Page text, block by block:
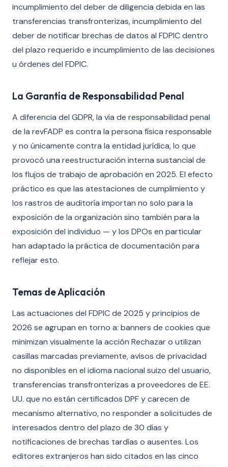
incumplimiento del deber de diligencia debida en las
transferencias transfronterizas, incumplimiento del
deber de notificar brechas de datos al FDPIC dentro
del plazo requerido e incumplimiento de las decisiones
u órdenes del FDPIC.
La Garantía de Responsabilidad Penal
A diferencia del GDPR, la vía de responsabilidad penal
de la revFADP es contra la persona física responsable
y no únicamente contra la entidad jurídica, lo que
provocó una reestructuración interna sustancial de
los flujos de trabajo de aprobación en 2025. El efecto
práctico es que las atestaciones de cumplimiento y
los rastros de auditoría importan no solo para la
exposición de la organización sino también para la
exposición del individuo — y los DPOs en particular
han adaptado la práctica de documentación para
reflejar esto.
Temas de Aplicación
Las actuaciones del FDPIC de 2025 y principios de
2026 se agrupan en torno a: banners de cookies que
minimizan visualmente la acción Rechazar o utilizan
casillas marcadas previamente, avisos de privacidad
no disponibles en el idioma nacional suizo del usuario,
transferencias transfronterizas a proveedores de EE.
UU. que no están certificados DPF y carecen de
mecanismo alternativo, no responder a solicitudes de
interesados dentro del plazo de 30 días y
notificaciones de brechas tardías o ausentes. Los
editores extranjeros han sido citados en las cinco